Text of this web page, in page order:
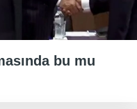
bu mu